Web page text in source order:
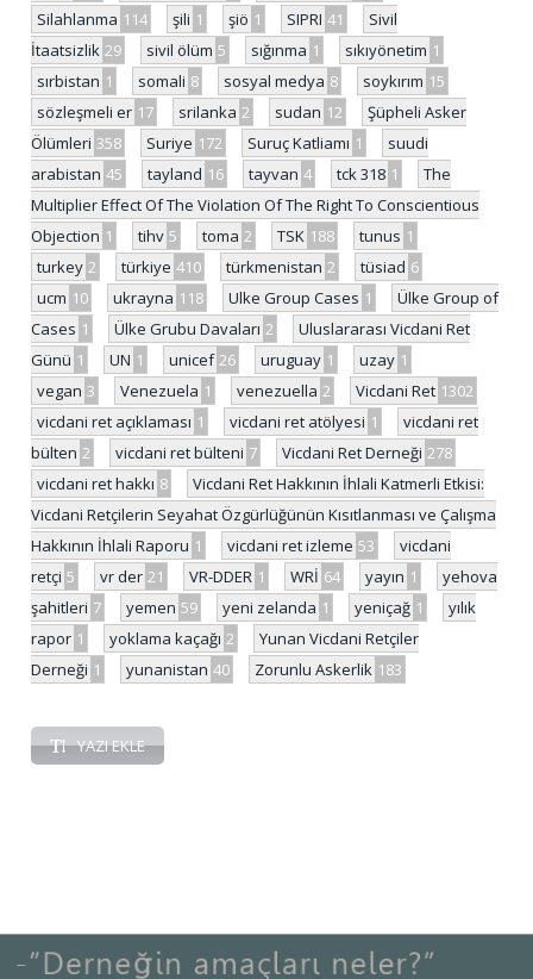
Silahlanma 114 şili 1 şiö 1 SIPRI 41
Sivil
İtaatsizlik 29 sivil ölüm 5 sığınma 1 sıkıyönetim 1
sırbistan 1 somali 8 sosyal medya 8 soykırım 15
sözleşmeli er 17 srilanka 2 sudan 12
Şüpheli Asker
Ölümleri 358 Suriye 172 Suruç Katliamı 1
suudi
arabistan 45 tayland 16 tayvan 4 tck 318 1
The
Multiplier Effect Of The Violation Of The Right To Conscientious
Objection 1 tihv 5 toma 2 TSK 188 tunus 1
turkey 2 türkiye 410 türkmenistan 2 tüsiad 6
ucm 10 ukrayna 118 Ulke Group Cases 1
Ülke Group of
Cases 1 Ülke Grubu Davaları 2
Uluslararası Vicdani Ret
Günü 1 UN 1 unicef 26 uruguay 1 uzay 1
vegan 3 Venezuela 1 venezuella 2 Vicdani Ret 1302
vicdani ret açıklaması 1 vicdani ret atölyesi 1
vicdani ret
bülten 2 vicdani ret bülteni 7 Vicdani Ret Derneği 278
vicdani ret hakkı 8
Vicdani Ret Hakkının İhlali Katmerli Etkisi:
Vicdani Retçilerin Seyahat Özgürlüğünün Kısıtlanması ve Çalışma
Hakkının İhlali Raporu 1 vicdani ret izleme 53
vicdani
retçi 5 vr der 21 VR-DDER 1 WRİ 64 yayın 1
yehova
şahitleri 7 yemen 59 yeni zelanda 1 yeniçağ 1
yılık
rapor 1 yoklama kaçağı 2
Yunan Vicdani Retçiler
Derneği 1 yunanistan 40 Zorunlu Askerlik 183
YAZI EKLE